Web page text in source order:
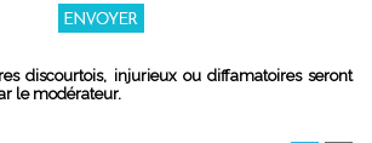
discourtois, injurieux ou diffamatoires seront
le modérateur.